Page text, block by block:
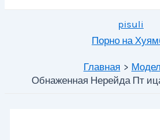
pisuli
Порно на
Главная
Обнаженная Нерейда Пт